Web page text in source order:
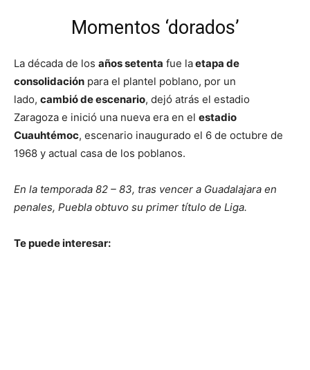
Momentos ‘dorados’
La década de los años setenta fue laetapa de
consolidación para el plantel poblano, por un
lado, cambió de escenario, dejó atrás el estadio
Zaragoza e inició una nueva era en el estadio
Cuauhtémoc, escenario inaugurado el 6 de octubre de
1968 y actual casa de los poblanos.
En la temporada 82 – 83, tras vencer a Guadalajara en
penales, Puebla obtuvo su primer título de Liga.
Te puede interesar: